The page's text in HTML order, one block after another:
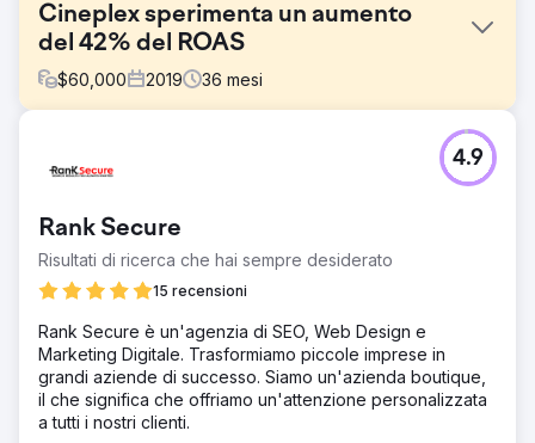
Cineplex sperimenta un aumento
del 42% del ROAS
$60,000 2019 36 mesi
Cineplex stava cercando di aumentare le entrate, tuttavia
e considerazioni strategiche. Inoltre, la soluzione che
abbiamo implementato doveva prendere in
considerazione più prodotti monitorando con precisione il
comportamento tra dispositivi.
Soluzione
Abbiamo sviluppato campagne per promuovere
prodotti/contenuti premium, concentrando il budget sul
pubblico più redditizio. Abbiamo implementato il
monitoraggio cross-device e abbiamo inserito Cineplex
Rank Secure
Risultati di ricerca che hai sempre desiderato
15 recensioni
4.9
Rank Secure è un'agenzia di SEO, Web Design e
Marketing Digitale. Trasformiamo piccole imprese in
grandi aziende di successo. Siamo un'azienda boutique,
il che significa che offriamo un'attenzione personalizzata
a tutti i nostri clienti.